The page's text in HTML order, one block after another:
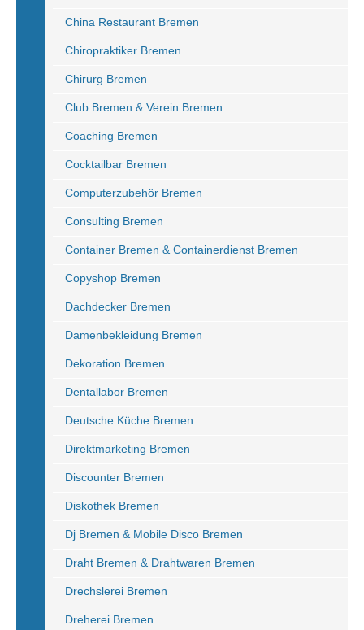
China Restaurant Bremen
Chiropraktiker Bremen
Chirurg Bremen
Club Bremen & Verein Bremen
Coaching Bremen
Cocktailbar Bremen
Computerzubehör Bremen
Consulting Bremen
Container Bremen & Containerdienst Bremen
Copyshop Bremen
Dachdecker Bremen
Damenbekleidung Bremen
Dekoration Bremen
Dentallabor Bremen
Deutsche Küche Bremen
Direktmarketing Bremen
Discounter Bremen
Diskothek Bremen
Dj Bremen & Mobile Disco Bremen
Draht Bremen & Drahtwaren Bremen
Drechslerei Bremen
Dreherei Bremen